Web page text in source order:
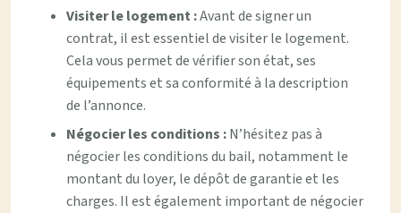
Visiter le logement :Avant de signer un
contrat, il est essentiel de visiter le logement.
Cela vous permet de vérifier son état, ses
équipements et sa conformité à la description
de l’annonce.
Négocier les conditions :N’hésitez pas à
négocier les conditions du bail, notamment le
montant du loyer, le dépôt de garantie et les
charges. Il est également important de négocier